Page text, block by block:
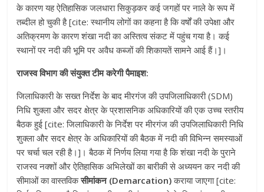
के कारण यह ऐतिहासिक जलधारा सिकुड़कर कई जगहों पर नाले के रूप में
तब्दील हो चुकी है [cite: स्थानीय लोगों का कहना है कि वर्षों की उपेक्षा और
अतिक्रमण के कारण शंखा नदी का अस्तित्व संकट में पहुंच गया है। कई
स्थानों पर नदी की भूमि पर अवैध कब्जों की शिकायतें सामने आई हैं।]।
राजस्व विभाग की संयुक्त टीम करेगी पैमाइश:
जिलाधिकारी के सख्त निर्देश के बाद मीरगंज की उपजिलाधिकारी (SDM)
निधि शुक्ला और सदर क्षेत्र के प्रशासनिक अधिकारियों की एक उच्च स्तरीय
बैठक हुई [cite: जिलाधिकारी के निर्देश पर मीरगंज की उपजिलाधिकारी निधि
शुक्ला और सदर क्षेत्र के अधिकारियों की बैठक में नदी की विभिन्न समस्याओं
पर चर्चा चल रही है।]। बैठक में निर्णय लिया गया है कि शंखा नदी के पुराने
राजस्व नक्शों और ऐतिहासिक अभिलेखों का बारीकी से अध्ययन कर नदी की
सीमाओं का वास्तविकसीमांकन (Demarcation)कराया जाएगा [cite: